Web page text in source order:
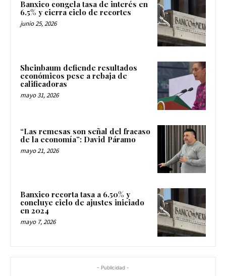
Banxico congela tasa de interés en
6.5% y cierra ciclo de recortes
junio 25, 2026
Sheinbaum defiende resultados
económicos pese a rebaja de
calificadoras
mayo 31, 2026
“Las remesas son señal del fracaso
de la economía”: David Páramo
mayo 21, 2026
Banxico recorta tasa a 6.50% y
concluye ciclo de ajustes iniciado
en 2024
mayo 7, 2026
- Publicidad -